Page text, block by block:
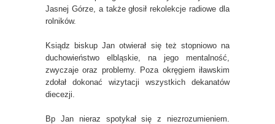
Jasnej Górze, a także głosił rekolekcje radiowe dla
rolników.
Ksiądz biskup Jan otwierał się też stopniowo na
duchowieństwo elbląskie, na jego mentalność,
zwyczaje oraz problemy. Poza okręgiem iławskim
zdołał dokonać wizytacji wszystkich dekanatów
diecezji.
Bp Jan nieraz spotykał się z niezrozumieniem.